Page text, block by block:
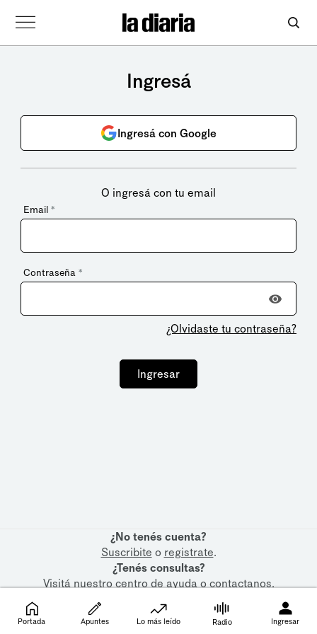
Ingresá
Ingresá con Google
O ingresá con tu email
Email *
Contraseña *
¿Olvidaste tu contraseña?
Ingresar
¿No tenés cuenta?
Suscribite o registrate.
¿Tenés consultas?
Visitá nuestrocentro de ayudaocontactanos.
Portada Apuntes Lo más leído Radio Ingresar